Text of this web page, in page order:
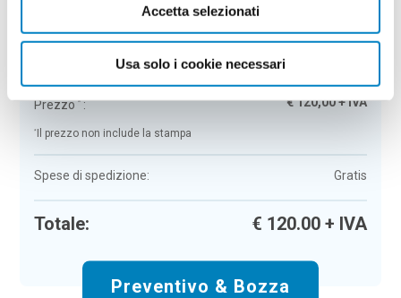
Accetta selezionati
Usa solo i cookie necessari
Portachiavi in metallo Pantin
Prezzo*: €120,00+ IVA
* Il prezzo non include la stampa
Spese di spedizione: Gratis
Totale: € 120.00+ IVA
Preventivo & Bozza